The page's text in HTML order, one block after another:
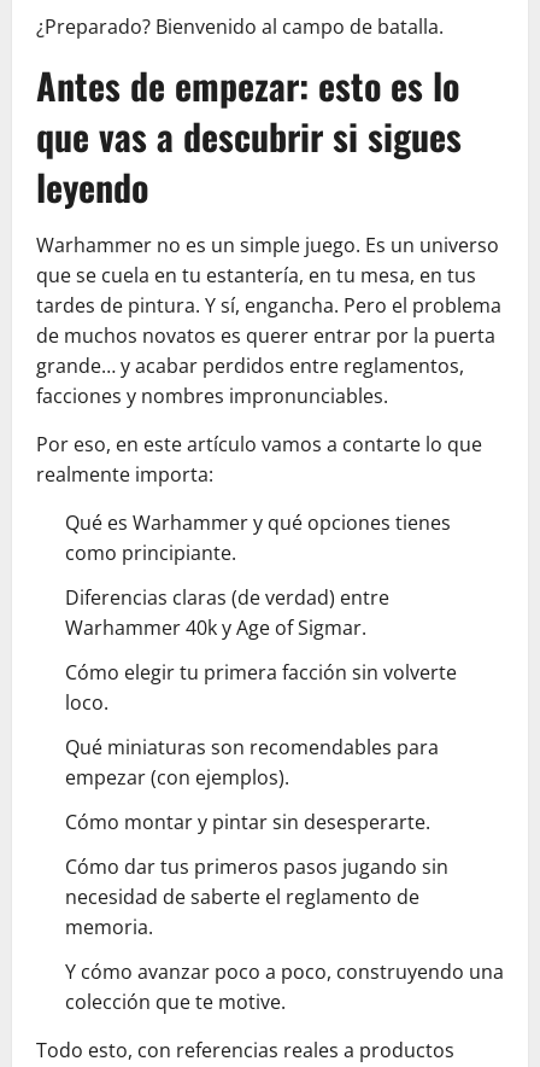
¿Preparado? Bienvenido al campo de batalla.
Antes de empezar: esto es lo
que vas a descubrir si sigues
leyendo
Warhammer no es un simple juego. Es un universo
que se cuela en tu estantería, en tu mesa, en tus
tardes de pintura. Y sí, engancha. Pero el problema
de muchos novatos es querer entrar por la puerta
grande… y acabar perdidos entre reglamentos,
facciones y nombres impronunciables.
Por eso, en este artículo vamos a contarte lo que
realmente importa:
Qué es Warhammer y qué opciones tienes
como principiante.
Diferencias claras (de verdad) entre
Warhammer 40k y Age of Sigmar.
Cómo elegir tu primera facción sin volverte
loco.
Qué miniaturas son recomendables para
empezar (con ejemplos).
Cómo montar y pintar sin desesperarte.
Cómo dar tus primeros pasos jugando sin
necesidad de saberte el reglamento de
memoria.
Y cómo avanzar poco a poco, construyendo una
colección que te motive.
Todo esto, con referencias reales a productos